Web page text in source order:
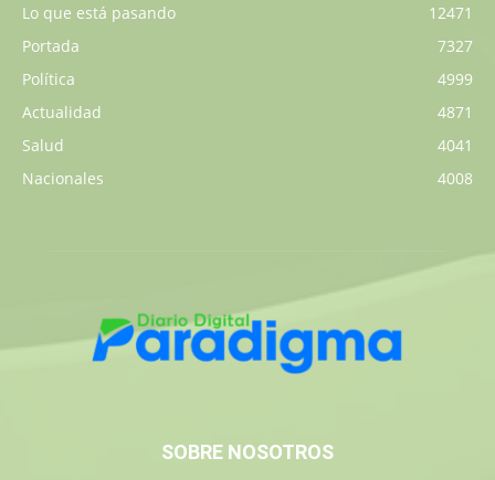
Lo que está pasando
12471
Portada
7327
Política
4999
Actualidad
4871
Salud
4041
Nacionales
4008
SOBRE NOSOTROS